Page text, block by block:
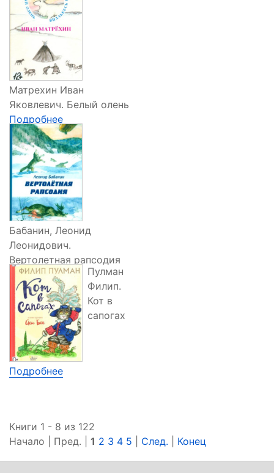
Подробнее
Матрехин Иван
Яковлевич. Белый олень
Подробнее
Бабанин, Леонид
Леонидович.
Вертолетная рапсодия
Подробнее
Пулман
Филип.
Кот в
сапогах
Подробнее
Книги 1 - 8 из 122
Начало | Пред. | 1 2 3 4 5 След. Конец